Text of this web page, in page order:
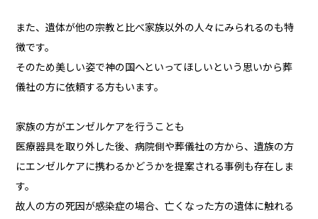
また、遺体が他の宗教と比べ家族以外の人々にみられるのも特
徴です。
そのため美しい姿で神の国へといってほしいという思いから葬
儀社の方に依頼する方もいます。
家族の方がエンゼルケアを行うことも
医療器具を取り外した後、病院側や葬儀社の方から、遺族の方
にエンゼルケアに携わるかどうかを提案される事例も存在しま
す。
故人の方の死因が感染症の場合、亡くなった方の遺体に触れる